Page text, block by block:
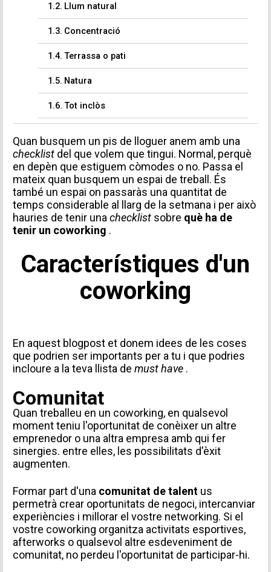
Llum natural
Concentració
Terrassa o pati
Natura
Tot inclòs
Quan busquem un pis de lloguer anem amb una
checklist del que volem que tingui. Normal, perquè
en depèn que estiguem còmodes o no. Passa el
mateix quan busquem un espai de treball. És
també un espai on passaràs una quantitat de
temps considerable al llarg de la setmana i per això
hauries de tenir una checklist sobre què ha de
tenir un coworking .
Característiques d'un
coworking
En aquest blogpost et donem idees de les coses
que podrien ser importants per a tu i que podries
incloure a la teva llista de must have .
Comunitat
Quan treballeu en un coworking, en qualsevol
moment teniu l'oportunitat de conèixer un altre
emprenedor o una altra empresa amb qui fer
sinergies. entre elles, les possibilitats d'èxit
augmenten.
Formar part d'una comunitat de talent us
permetrà crear oportunitats de negoci, intercanviar
experiències i millorar el vostre networking. Si el
vostre coworking organitza activitats esportives,
afterworks o qualsevol altre esdeveniment de
comunitat, no perdeu l'oportunitat de participar-hi.